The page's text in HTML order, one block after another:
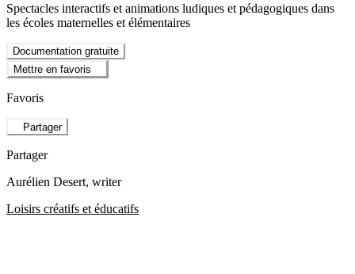
Spectacles interactifs et animations ludiques et pédagogiques dans
les écoles maternelles et élémentaires
Documentation gratuite
Mettre en favoris
Favoris
Partager
Partager
Aurélien Desert, writer
Loisirs créatifs et éducatifs